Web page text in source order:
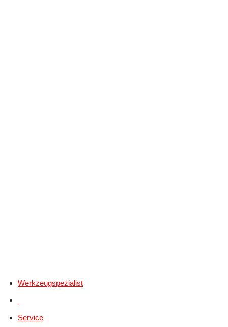
Werkzeugspezialist
Service